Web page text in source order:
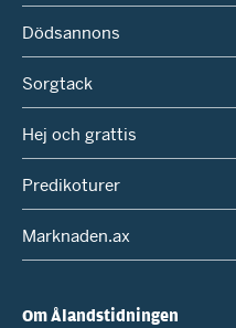
Dödsannons
Sorgtack
Hej och grattis
Predikoturer
Marknaden.ax
Om Ålandstidningen